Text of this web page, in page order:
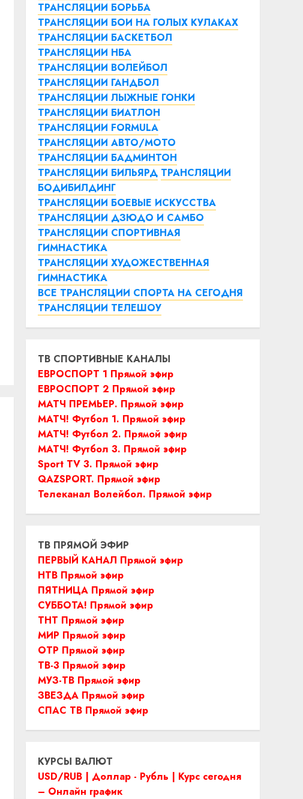
ТРАНСЛЯЦИИ БОРЬБА
ТРАНСЛЯЦИИ БОИ НА ГОЛЫХ КУЛАКАХ
ТРАНСЛЯЦИИ БАСКЕТБОЛ
ТРАНСЛЯЦИИ НБА
ТРАНСЛЯЦИИ ВОЛЕЙБОЛ
ТРАНСЛЯЦИИ ГАНДБОЛ
ТРАНСЛЯЦИИ ЛЫЖНЫЕ ГОНКИ
ТРАНСЛЯЦИИ БИАТЛОН
ТРАНСЛЯЦИИ FORMULA
ТРАНСЛЯЦИИ АВТО/МОТО
ТРАНСЛЯЦИИ БАДМИНТОН
ТРАНСЛЯЦИИ БИЛЬЯРД ТРАНСЛЯЦИИ
БОДИБИЛДИНГ
ТРАНСЛЯЦИИ БОЕВЫЕ ИСКУССТВА
ТРАНСЛЯЦИИ ДЗЮДО И САМБО
ТРАНСЛЯЦИИ СПОРТИВНАЯ
ГИМНАСТИКА
ТРАНСЛЯЦИИ ХУДОЖЕСТВЕННАЯ
ГИМНАСТИКА
ВСЕ ТРАНСЛЯЦИИ СПОРТА НА СЕГОДНЯ
ТРАНСЛЯЦИИ ТЕЛЕШОУ
ТВ СПОРТИВНЫЕ КАНАЛЫ
ЕВРОСПОРТ 1 Прямой эфир
ЕВРОСПОРТ 2 Прямой эфир
МАТЧ ПРЕМЬЕР. Прямой эфир
МАТЧ! Футбол 1. Прямой эфир
МАТЧ! Футбол 2. Прямой эфир
МАТЧ! Футбол 3. Прямой эфир
Sport TV 3. Прямой эфир
QAZSPORT. Прямой эфир
Телеканал Волейбол. Прямой эфир
ТВ ПРЯМОЙ ЭФИР
ПЕРВЫЙ КАНАЛ Прямой эфир
НТВ Прямой эфир
ПЯТНИЦА Прямой эфир
СУББОТА! Прямой эфир
ТНТ Прямой эфир
МИР Прямой эфир
ОТР Прямой эфир
ТВ-3 Прямой эфир
МУЗ-ТВ Прямой эфир
ЗВЕЗДА Прямой эфир
СПАС ТВ Прямой эфир
КУРСЫ ВАЛЮТ
USD/RUB | Доллар - Рубль | Курс сегодня
– Онлайн график